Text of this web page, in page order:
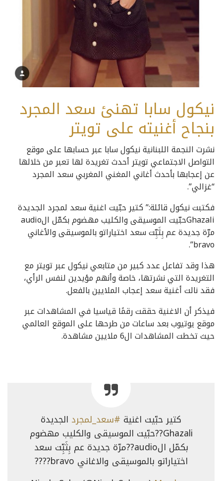
نيكول سابا تهنئ سعد المجرد
بنجاح أغنيته على تويتر
نشرت النجمة اللبنانية نيكول سابا عبر حسابها على موقع
التواصل الاجتماعي تويتر أحدث تغريدة لها تعبر من خلالها
عن إعجابها بأحدث أغاني المغني المغربي سعد المجرد
“غزالي”.
فكتبت نيكول قائلة:” كتير حبّيت اغنية سعد لمجرد الجديدة
Ghazaliحبّيت الموسيقى والكليب مهضوم بكمّل الaudio
مرّة جديدة عم بِثَبِّت سعد اختياراتو بالموسيقى والأغاني
bravo”.
هذا وقد تفاعل عدد كبير من متابعي نيكول عبر تويتر مع
التغريدة التي نشرتها، خاصة وأنهم مؤيدين لنفس الرأي،
فقد نالت أغنية سعد إعجاب الملايين بالفعل.
فيذكر أن الاغنية حققت رقمًا قياسيا في المشاهدات عبر
موقع يوتيوب بعد ساعات من طرحها على الموقع العالمي
حيث تخطت المشاهدات ال6 ملايين مشاهدة.
كتير حبّيت اغنية #سعد_لمجرد الجديدة
Ghazali??حبّيت الموسيقى والكليب مهضوم
بكمّل الaudio??مرّة جديدة عم بِثَبِّت سعد
اختياراتو بالموسيقى والاغاني bravo????